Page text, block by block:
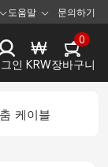
도움말 문의하기
인
₩
KRW
0
장바구니
케이블